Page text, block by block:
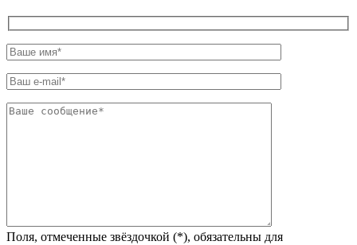
Поля, отмеченные звёздочкой (*), обязательны для